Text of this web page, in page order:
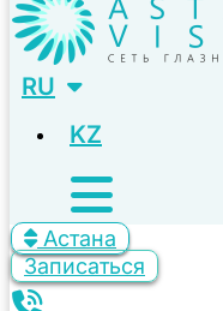
RU
KZ
Астана
Записаться